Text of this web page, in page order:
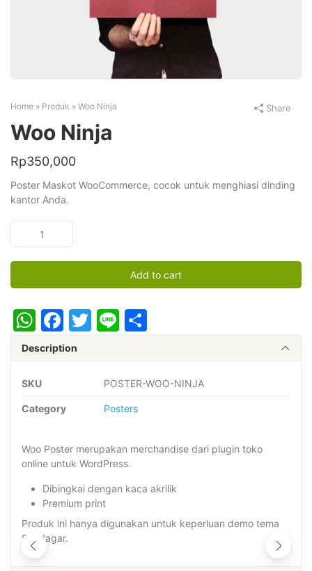
Home » Produk » Woo Ninja
Woo Ninja
Rp350,000
Poster Maskot WooCommerce, cocok untuk menghiasi dinding
kantor Anda.
Add to cart
WhatsApp
Facebook
Twitter
Line
Share
Description
SKU POSTER-WOO-NINJA
Category Posters
Woo Poster merupakan merchandise dari plugin toko
online untuk WordPress.
Dibingkai dengan kaca akrilik
Premium print
Produk ini hanya digunakan untuk keperluan demo tema
Saudagar.